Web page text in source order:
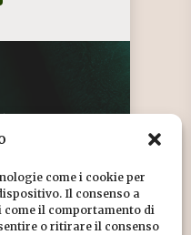
come i cookie per
Il consenso a
il comportamento di
o ritirare il consenso